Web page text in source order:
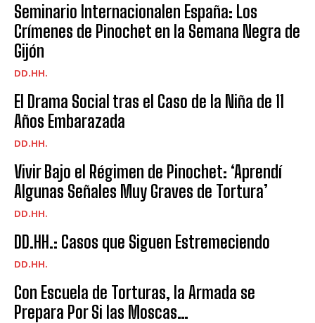
Seminario Internacionalen España: Los
Crímenes de Pinochet en la Semana Negra de
Gijón
DD.HH.
El Drama Social tras el Caso de la Niña de 11
Años Embarazada
DD.HH.
Vivir Bajo el Régimen de Pinochet: ‘Aprendí
Algunas Señales Muy Graves de Tortura’
DD.HH.
DD.HH.: Casos que Siguen Estremeciendo
DD.HH.
Con Escuela de Torturas, la Armada se
Prepara Por Si las Moscas…